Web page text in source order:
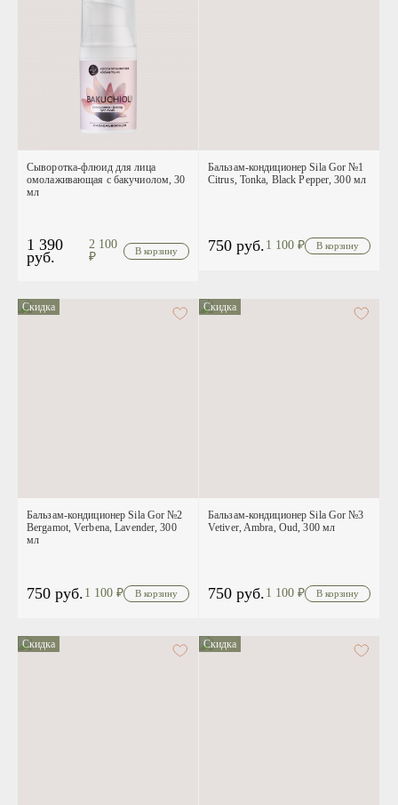
Сыворотка-флюид для лица
омолаживающая c бакучиолом, 30
мл
1 390
руб.
2 100
₽
Бальзам-кондиционер Sila Gor №1
Citrus, Tonka, Black Pepper, 300 мл
750 руб. 1 100 ₽
Скидка
Бальзам-кондиционер Sila Gor №2
Bergamot, Verbena, Lavender, 300
мл
750 руб. 1 100 ₽
Скидка
Бальзам-кондиционер Sila Gor №3
Vetiver, Ambra, Oud, 300 мл
750 руб. 1 100 ₽
Скидка Скидка